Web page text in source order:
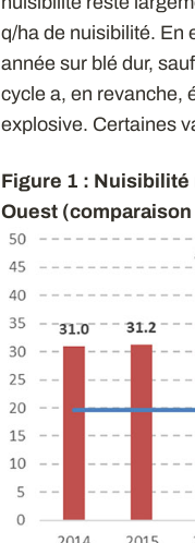
q/ha de nuisibilité. En
année sur blé dur,
cycle a, en revanche,
explosive. Certaines
Figure 1 : Nuisibilité
Ouest